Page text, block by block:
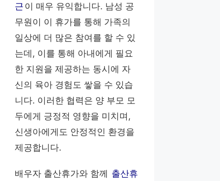
근이 매우 유익합니다. 남성 공
무원이 이 휴가를 통해 가족의
일상에 더 많은 참여를 할 수 있
는데, 이를 통해 아내에게 필요
한 지원을 제공하는 동시에 자
신의 육아 경험도 쌓을 수 있습
니다. 이러한 협력은 양 부모 모
두에게 긍정적 영향을 미치며,
신생아에게도 안정적인 환경을
제공합니다.
배우자 출산휴가와 함께 출산휴